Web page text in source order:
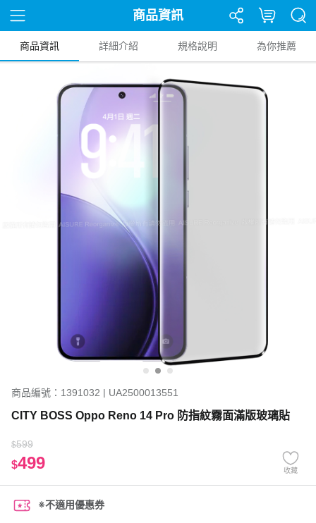
商品資訊
商品資訊 詳細介紹 規格說明 為你推薦
商品編號：1391032 | UA2500013551
CITY BOSS Oppo Reno 14 Pro 防指紋霧面滿版玻璃貼
$599
$499 收藏
※不適用優惠券